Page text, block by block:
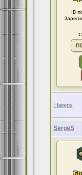
ID
Наверх
SergeS